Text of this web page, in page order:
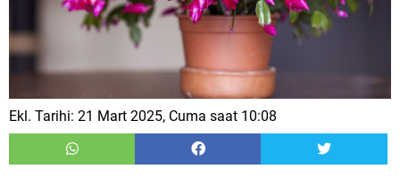
Ekl. Tarihi: 21 Mart 2025, Cuma saat 10:08